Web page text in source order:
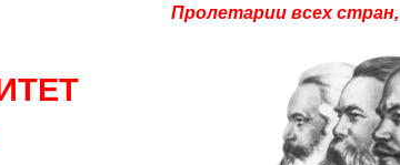
Пролетарии всех